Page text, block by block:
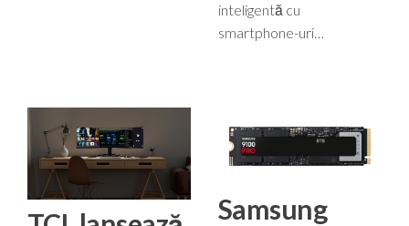
inteligentă cu
smartphone-uri…
Samsung